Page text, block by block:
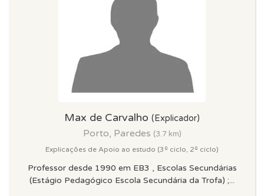
Max de Carvalho (Explicador)
Porto, Paredes (3.7 km)
Explicações de Apoio ao estudo (3º ciclo, 2º ciclo)
Professor desde 1990 em EB3 , Escolas Secundárias
(Estágio Pedagógico Escola Secundária da Trofa) ;...